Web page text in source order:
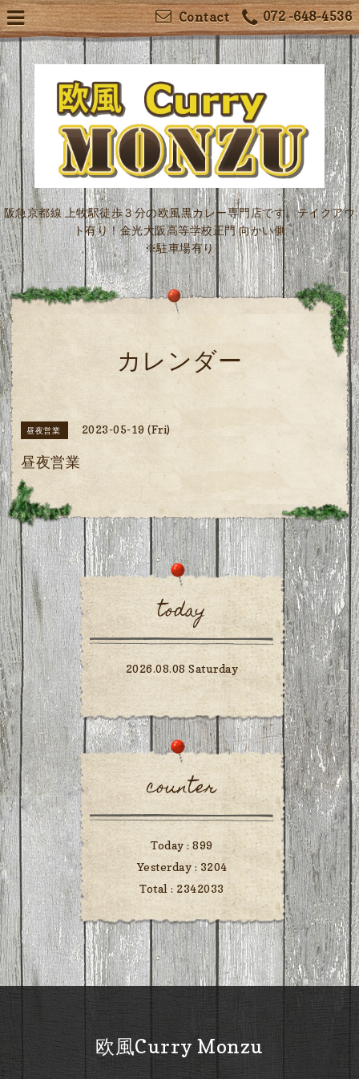
072 -648-4536
Contact
阪急京都線 上牧駅徒歩３分の欧風黒カレー専門店です。テイクアウ
ト有り！金光大阪高等学校正門 向かい側
※駐車場有り
カレンダー
昼夜営業 2023-05-19 (Fri)
昼夜営業
today
2026.08.08 Saturday
counter
Today :899
Yesterday : 3204
Total : 2342033
欧風Curry Monzu